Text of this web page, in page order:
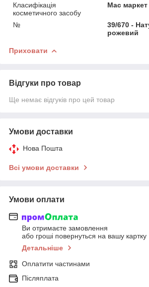
Класифікація
косметичного засобу
Мас маркет
№
39/670 -
рожевий
Приховати
Відгуки про товар
Ще немає відгуків про цей товар
Умови доставки
Нова Пошта
Всі умови доставки
Умови оплати
Ви отримаєте замовлення
або гроші повернуться на вашу картку
Детальніше
Оплатити частинами
Післяплата